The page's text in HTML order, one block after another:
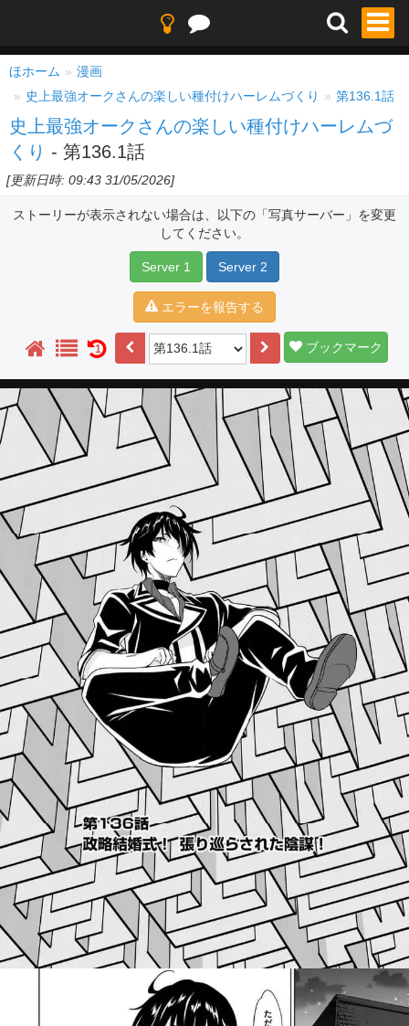
ほホーム
漫画
史上最強オークさんの楽しい種付けハーレムづくり
第136.1話
史上最強オークさんの楽しい種付けハーレムづ
くり - 第136.1話
[更新日時: 09:43 31/05/2026]
ストーリーが表示されない場合は、以下の「写真サーバー」を変更
してください。
Server 1 Server 2
エラーを報告する
1 ブックマーク